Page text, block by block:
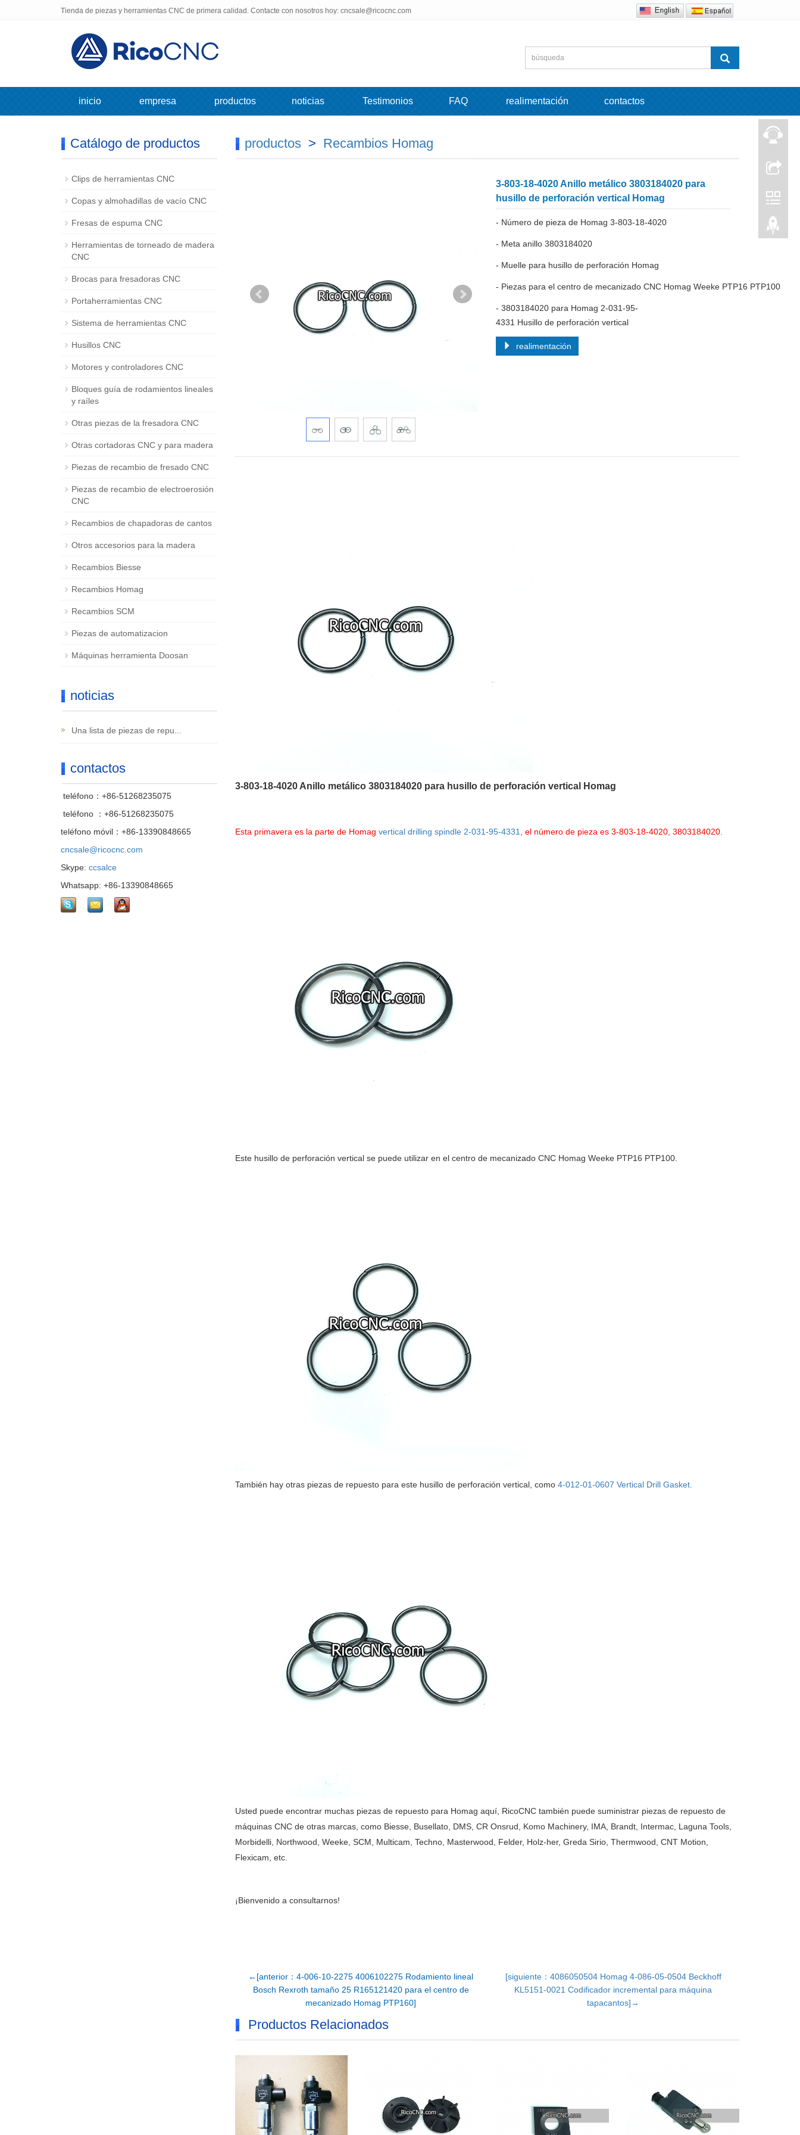
Tienda de piezas y herramientas CNC de primera calidad. Contacte con nosotros hoy: cncsale@ricocnc.com
inicio empresa productos noticias Testimonios FAQ realimentación contactos
productos> Recambios Homag
3-803-18-4020 Anillo metálico 3803184020 para
husillo de perforación vertical Homag
- Número de pieza de Homag 3-803-18-4020
- Meta anillo 3803184020
- Muelle para husillo de perforación Homag
- Piezas para el centro de mecanizado CNC Homag Weeke PTP16 PTP100
- 3803184020 para Homag 2-031-95-
4331 Husillo de perforación vertical
realimentación
3-803-18-4020 Anillo metálico 3803184020 para husillo de perforación vertical Homag
Esta primavera es la parte de Homag vertical drilling spindle 2-031-95-4331 , el número de pieza es 3-803-18-4020, 3803184020.
Este husillo de perforación vertical se puede utilizar en el centro de mecanizado CNC Homag Weeke PTP16 PTP100.
También hay otras piezas de repuesto para este husillo de perforación vertical, como 4-012-01-0607 Vertical Drill Gasket.
Usted puede encontrar muchas piezas de repuesto para Homag aquí, RicoCNC también puede suministrar piezas de repuesto de
máquinas CNC de otras marcas, como Biesse, Busellato, DMS, CR Onsrud, Komo Machinery, IMA, Brandt, Intermac, Laguna Tools,
Morbidelli, Northwood, Weeke, SCM, Multicam, Techno, Masterwood, Felder, Holz-her, Greda Sirio, Thermwood, CNT Motion,
Flexicam, etc.
¡Bienvenido a consultarnos!
←[anterior：4-006-10-2275 4006102275 Rodamiento lineal
Bosch Rexroth tamaño 25 R165121420 para el centro de
mecanizado Homag PTP160]
[siguiente：4086050504 Homag 4-086-05-0504 Beckhoff
KL5151-0021 Codificador incremental para máquina
tapacantos]→
Productos Relacionados
Catálogo de productos
Clips de herramientas CNC
Copas y almohadillas de vacío CNC
Fresas de espuma CNC
Herramientas de torneado de madera
CNC
Brocas para fresadoras CNC
Portaherramientas CNC
Sistema de herramientas CNC
Husillos CNC
Motores y controladores CNC
Bloques guía de rodamientos lineales
y raíles
Otras piezas de la fresadora CNC
Otras cortadoras CNC y para madera
Piezas de recambio de fresado CNC
Piezas de recambio de electroerosión
CNC
Recambios de chapadoras de cantos
Otros accesorios para la madera
Recambios Biesse
Recambios Homag
Recambios SCM
Piezas de automatizacion
Máquinas herramienta Doosan
noticias
Una lista de piezas de repu...
contactos
teléfono：+86-51268235075
teléfono ：+86-51268235075
teléfono móvil：+86-13390848665
cncsale@ricocnc.com
Skype: ccsalce
Whatsapp: +86-13390848665